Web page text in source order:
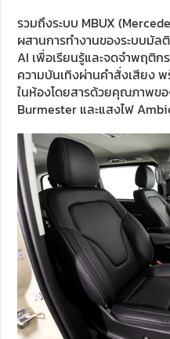
รวมถึงระบบ MBUX
ผสานการทำงานของระบบมัล
AI เพื่อเรียนรู้และจดจำพฤติ
ความบันเทิงผ่านคำสั่งเสียง
ในห้องโดยสารด้วยคุณภาพข
Burmester และแสงไฟ